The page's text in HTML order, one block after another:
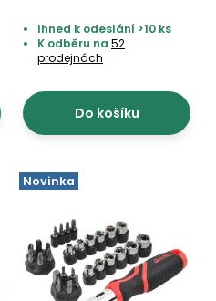
Ihned k odeslání >10 ks
K odběru na 52
prodejnách
Do košíku
Novinka